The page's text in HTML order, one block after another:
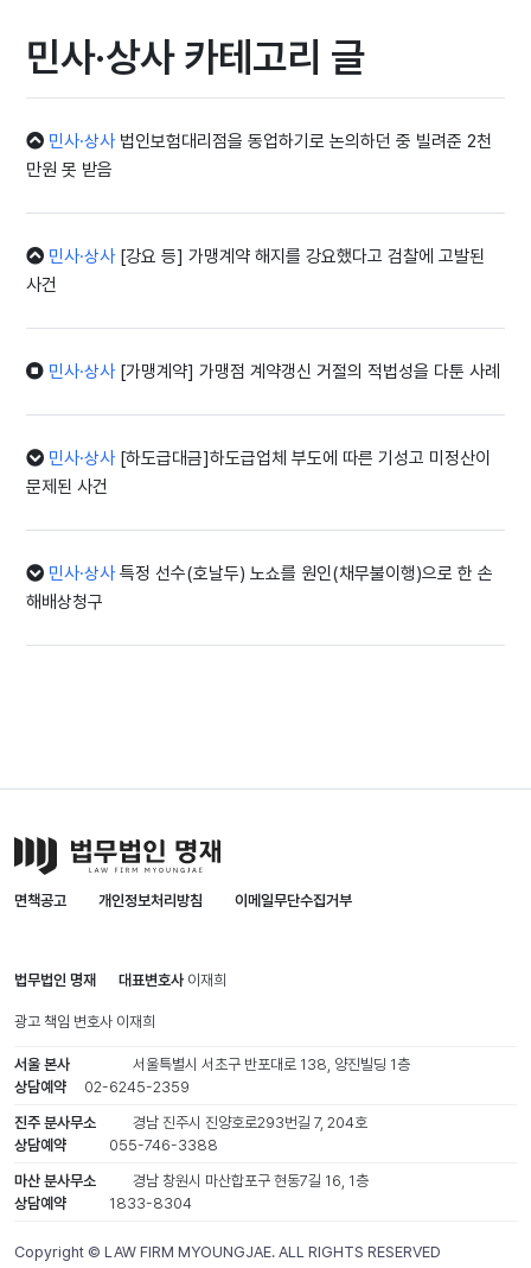
민사·상사 카테고리 글
민사·상사법인보험대리점을 동업하기로 논의하던 중 빌려준 2천
만원 못 받음
민사·상사[강요 등] 가맹계약 해지를 강요했다고 검찰에 고발된
사건
민사·상사[가맹계약] 가맹점 계약갱신 거절의 적법성을 다툰 사례
민사·상사[하도급대금]하도급업체 부도에 따른 기성고 미정산이
문제된 사건
민사·상사특정 선수(호날두) 노쇼를 원인(채무불이행)으로 한 손
해배상청구
면책공고 개인정보처리방침 이메일무단수집거부
법무법인 명재 대표변호사 이재희
광고 책임 변호사 이재희
서울 본사
서울특별시 서초구 반포대로 138, 양진빌딩 1층
상담예약
02-6245-2359
진주 분사무소
경남 진주시 진양호로293번길 7, 204호
상담예약
055-746-3388
마산 분사무소
경남 창원시 마산합포구 현동7길 16, 1층
상담예약
1833-8304
Copyright © LAW FIRM MYOUNGJAE. ALL RIGHTS RESERVED